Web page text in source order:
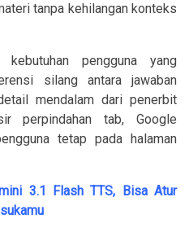
tanpa kehilangan konteks
pengguna yang
silang antara jawaban
mendalam dari penerbit
perpindahan tab, Google
tetap pada halaman
3.1 Flash TTS, Bisa Atur